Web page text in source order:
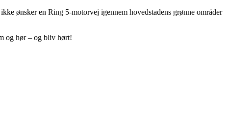
ønsker en Ring 5-motorvej igennem hovedstadens grønne områder
og hør – og bliv hørt!